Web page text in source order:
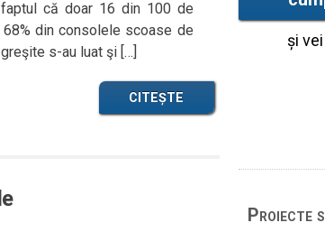
că doar 16 din 100 de
din consolele scoase de
s-au luat şi […]
CITEȘTE
și
Proiecte